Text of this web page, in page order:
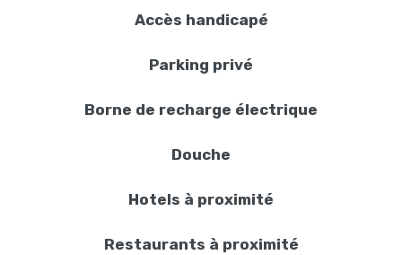
Accès handicapé
Parking privé
Borne de recharge électrique
Douche
Hotels à proximité
Restaurants à proximité